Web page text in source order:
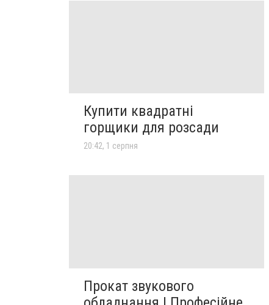
Купити квадратні
горщики для розсади
20:42, 1 серпня
Прокат звукового